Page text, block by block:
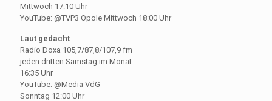
Mittwoch 17:10 Uhr
YouTube: @TVP3 Opole Mittwoch 18:00 Uhr
Laut gedacht
Radio Doxa 105,7/87,8/107,9 fm
jeden dritten Samstag im Monat
16:35 Uhr
YouTube: @Media VdG
Sonntag 12:00 Uhr